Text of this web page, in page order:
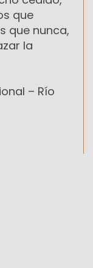
que
que nunca,
la
– Río